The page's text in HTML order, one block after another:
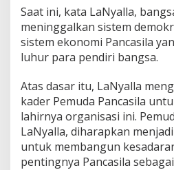
Saat ini, kata LaNyalla,
meninggalkan sistem
sistem ekonomi Pancasila
luhur para pendiri bangsa.
Atas dasar itu, LaNyalla
kader Pemuda Pancasila
lahirnya organisasi ini.
LaNyalla, diharapkan
untuk membangun
pentingnya Pancasila